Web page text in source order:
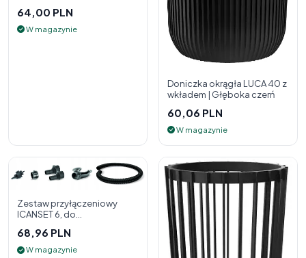
64,00 PLN
W magazynie
Doniczka okrągła LUCA 40 z
wkładem | Głęboka czerń
60,06 PLN
W magazynie
Zestaw przyłączeniowy
ICANSET 6, do
68,96 PLN
W magazynie